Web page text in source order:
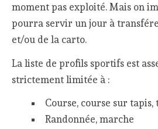
moment pas exploité. Mais on
pourra servir un jour à
et/ou de la carto.
La liste de profils sportifs est
strictement limitée à :
Course, course sur tapis,
Randonnée, marche